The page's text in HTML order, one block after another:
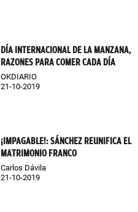
DÍA INTERNACIONAL DE LA MANZANA,
RAZONES PARA COMER CADA DÍA
OKDIARIO
21-10-2019
¡IMPAGABLE!: SÁNCHEZ REUNIFICA EL
MATRIMONIO FRANCO
Carlos Dávila
21-10-2019